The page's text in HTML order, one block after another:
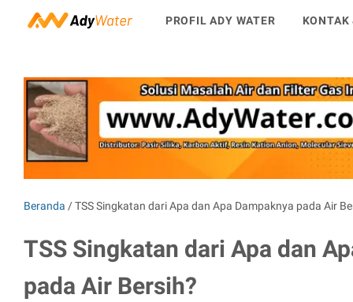
PROFIL ADY WATER
Beranda /TSS Singkatan dari Apa dan Apa Dampaknya pada Air
TSS Singkatan dari Apa dan
pada Air Bersih?